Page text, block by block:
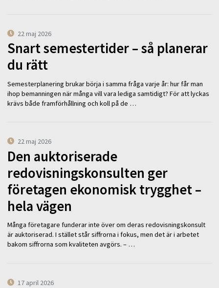
22 maj 2026
Snart semestertider – så planerar
du rätt
Semesterplanering brukar börja i samma fråga varje år: hur får man
ihop bemanningen när många vill vara lediga samtidigt? För att lyckas
krävs både framförhållning och koll på de …
22 maj 2026
Den auktoriserade
redovisningskonsulten ger
företagen ekonomisk trygghet –
hela vägen
Många företagare funderar inte över om deras redovisningskonsult
är auktoriserad. I stället står siffrorna i fokus, men det är i arbetet
bakom siffrorna som kvaliteten avgörs. – …
17 april 2026